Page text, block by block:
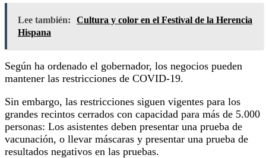
Lee también:
Cultura y color en el Festival de la Herencia
Hispana
Según ha ordenado el gobernador, los negocios pueden
mantener las restricciones de COVID-19.
Sin embargo, las restricciones siguen vigentes para los
grandes recintos cerrados con capacidad para más de 5.000
personas: Los asistentes deben presentar una prueba de
vacunación, o llevar máscaras y presentar una prueba de
resultados negativos en las pruebas.